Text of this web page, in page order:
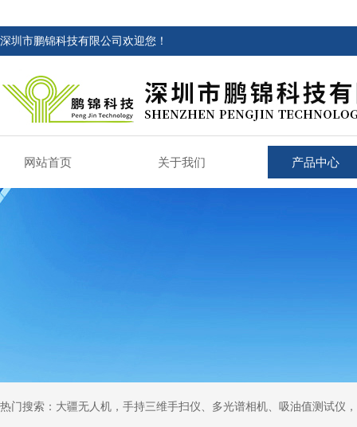
深圳市鹏锦科技有限公司欢迎您！
网站首页 关于我们 产品中心
热门搜索：大疆无人机，手持三维手扫仪、多光谱相机、吸油值测试仪